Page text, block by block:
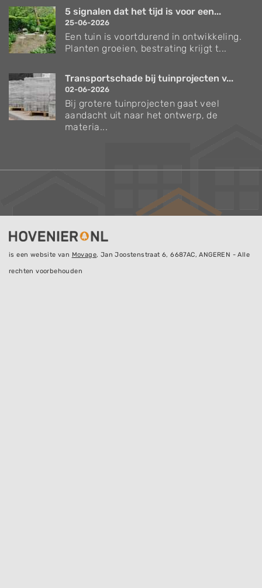
5 signalen dat het tijd is voor een...
25-06-2026
Een tuin is voortdurend in ontwikkeling.
Planten groeien, bestrating krijgt t...
Transportschade bij tuinprojecten v...
02-06-2026
Bij grotere tuinprojecten gaat veel
aandacht uit naar het ontwerp, de
materia...
is een website van Movage, Jan Joostenstraat 6, 6687AC, ANGEREN - Alle
rechten voorbehouden